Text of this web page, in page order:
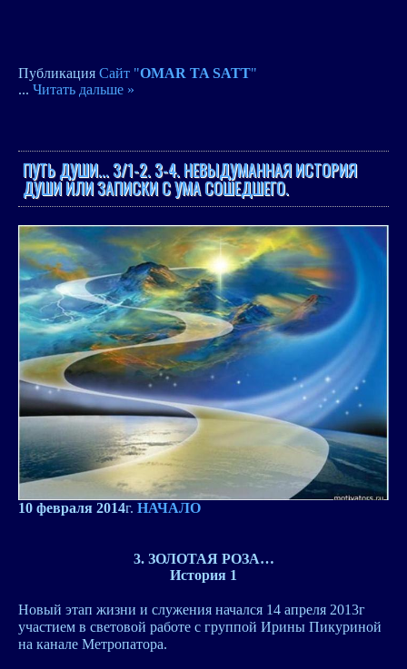
Публикация Сайт "OMAR TA SATT"
... Читать дальше »
ПУТЬ ДУШИ... 3/1-2. 3-4. НЕВЫДУМАННАЯ ИСТОРИЯ
ДУШИ ИЛИ ЗАПИСКИ С УМА СОШЕДШЕГО.
10 февраля 2014г. НАЧАЛО
3. ЗОЛОТАЯ РОЗА…
История 1
Новый этап жизни и служения начался 14 апреля 2013г
участием в световой работе с группой Ирины Пикуриной
на канале Метропатора.